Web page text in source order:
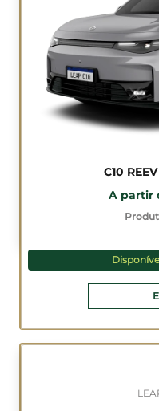
C10
A partir